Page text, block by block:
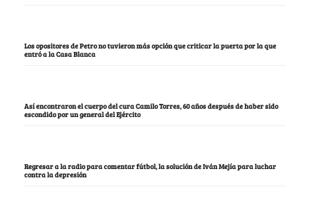
Los opositores de Petro no tuvieron más opción que criticar la puerta por la que
entró a la Casa Blanca
Así encontraron el cuerpo del cura Camilo Torres, 60 años después de haber sido
escondido por un general del Ejército
Regresar a la radio para comentar fútbol, la solución de Iván Mejía para luchar
contra la depresión